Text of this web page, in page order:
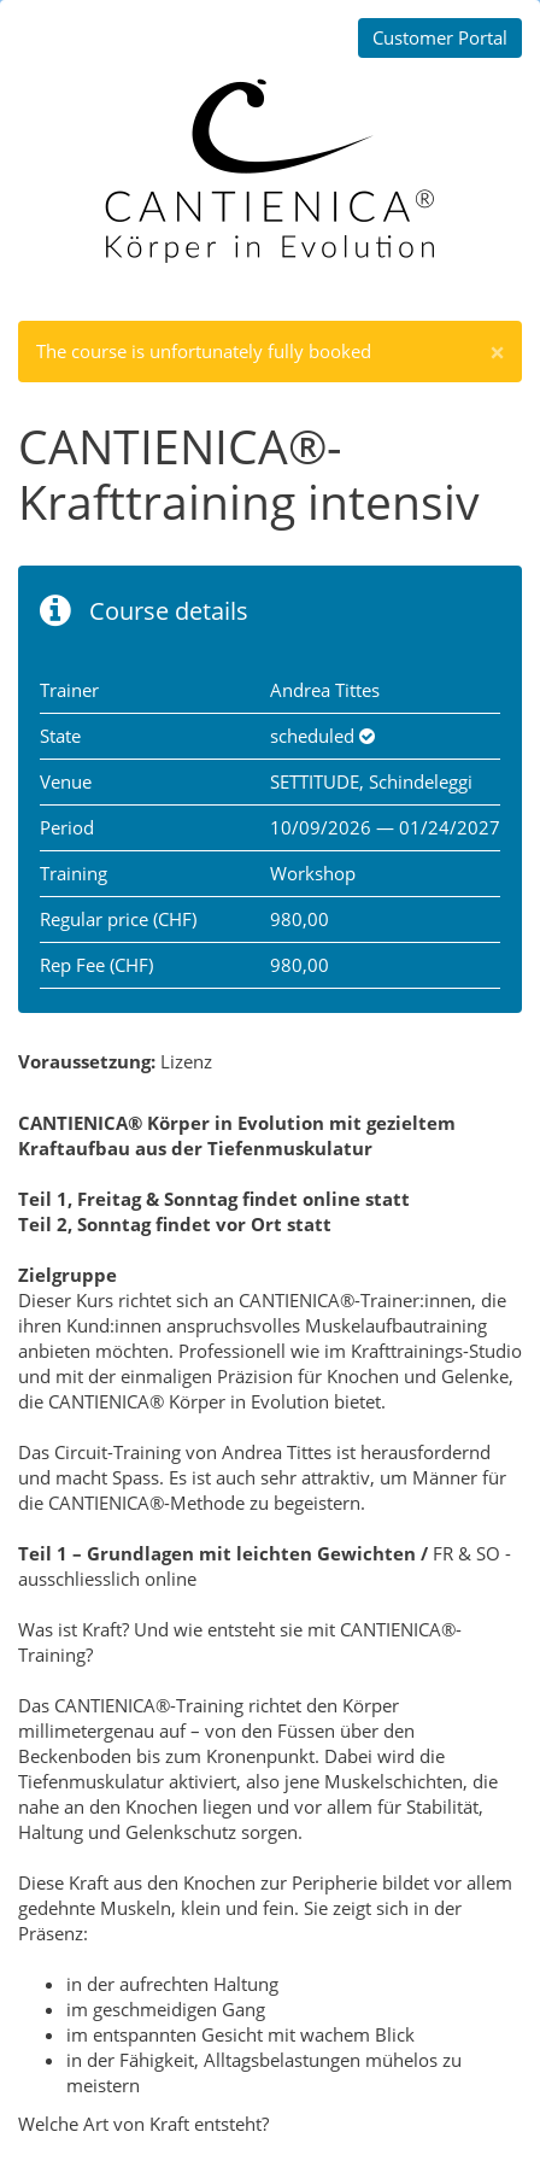
Customer Portal
×
The course is unfortunately fully booked
CANTIENICA®-
Krafttraining intensiv
Course details
Trainer
Andrea Tittes
State
scheduled
Venue
SETTITUDE, Schindeleggi
Period
10/09/2026 — 01/24/2027
Training
Workshop
Regular price (CHF)
980,00
Rep Fee (CHF)
980,00
Voraussetzung: Lizenz
CANTIENICA® Körper in Evolution mit gezieltem
Kraftaufbau aus der Tiefenmuskulatur
Teil 1, Freitag & Sonntag findet online statt
Teil 2, Sonntag findet vor Ort statt
Zielgruppe
Dieser Kurs richtet sich an CANTIENICA®-Trainer:innen, die
ihren Kund:innen anspruchsvolles Muskelaufbautraining
anbieten möchten. Professionell wie im Krafttrainings-Studio
und mit der einmaligen Präzision für Knochen und Gelenke,
die CANTIENICA® Körper in Evolution bietet.
Das Circuit-Training von Andrea Tittes ist herausfordernd
und macht Spass. Es ist auch sehr attraktiv, um Männer für
die CANTIENICA®-Methode zu begeistern.
Teil 1 – Grundlagen mit leichten Gewichten / FR & SO -
ausschliesslich online
Was ist Kraft? Und wie entsteht sie mit CANTIENICA®-
Training?
Das CANTIENICA®-Training richtet den Körper
millimetergenau auf – von den Füssen über den
Beckenboden bis zum Kronenpunkt. Dabei wird die
Tiefenmuskulatur aktiviert, also jene Muskelschichten, die
nahe an den Knochen liegen und vor allem für Stabilität,
Haltung und Gelenkschutz sorgen.
Diese Kraft aus den Knochen zur Peripherie bildet vor allem
gedehnte Muskeln, klein und fein. Sie zeigt sich in der
Präsenz:
in der aufrechten Haltung
im geschmeidigen Gang
im entspannten Gesicht mit wachem Blick
in der Fähigkeit, Alltagsbelastungen mühelos zu
meistern
Welche Art von Kraft entsteht?